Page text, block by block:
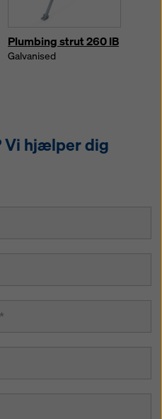
Plumbing strut 260 IB
Galvanised
Vi hjælper dig